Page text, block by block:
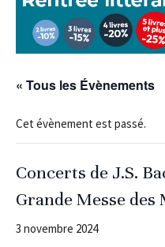
« Tous les Évènements
Cet évènement est passé.
Concerts de J.S.
Grande Messe des
3 novembre 2024